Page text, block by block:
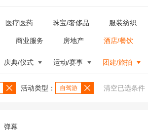
医疗医药 珠宝/奢侈品 服装纺织
商业服务 房地产 酒店/餐饮
庆典/仪式 运动/赛事 团建/旅拍
活动类型： 自驾游 清空已选条件
弹幕